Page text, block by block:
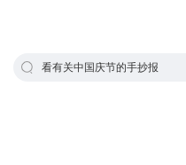
看有关中国庆节的手抄报